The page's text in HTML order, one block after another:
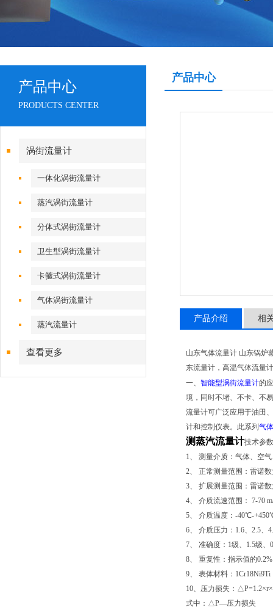
产品中心
PRODUCTS CENTER
涡街流量计
一体化涡街流量计
蒸汽涡街流量计
分体式涡街流量计
卫生型涡街流量计
卡箍式涡街流量计
气体涡街流量计
蒸汽流量计
查看更多
产品中心
产品介绍 相
山东气体流量计 山东锅炉
东流量计，高温气体流量计
一、 智能型涡街流量计的
境，同时不堵、不卡、不
流量计可广泛应用于油田
计和控制仪表。此系列 气
测蒸汽流量计技术参数
1、 测量介质：气体、空
2、 正常测量范围：雷诺
3、 扩展测量范围：雷诺
4、 介质流速范围： 7-70
5、 介质温度：-40℃-
6、 介质压力：1.6、2.5、
7、 准确度：1级、1.5级
8、 重复性：指示值的
9、 表体材料：1Cr18Ni9Ti
10、压力损失：
式中：△P—压力损失